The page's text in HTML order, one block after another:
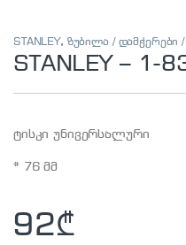
STANLEY, ზუბილა / დამჭერები
STANLEY – 1-
ტისკი უნივერსალური
* 76 მმ
92₾